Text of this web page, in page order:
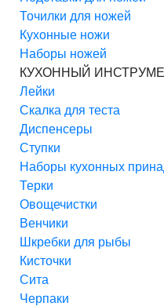
Точилки для ножей
Кухонные ножи
Наборы ножей
КУХОННЫЙ
Лейки
Скалка для теста
Диспенсеры
Ступки
Наборы кухонных
Терки
Овощечистки
Венчики
Шкребки для рыбы
Кисточки
Сита
Черпаки